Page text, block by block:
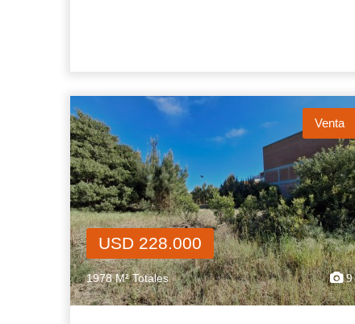
Venta
USD 228.000
1978 M² Totales 9